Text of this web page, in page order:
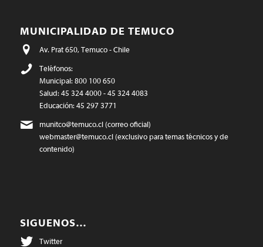
MUNICIPALIDAD DE TEMUCO
Av. Prat 650, Temuco - Chile
Teléfonos:
Municipal: 800 100 650
Salud: 45 324 4000 - 45 324 4083
Educación: 45 297 3771
munitco@temuco.cl(correo oficial)
webmaster@temuco.cl(exclusivo para temas técnicos y de
contenido)
SIGUENOS…
Twitter